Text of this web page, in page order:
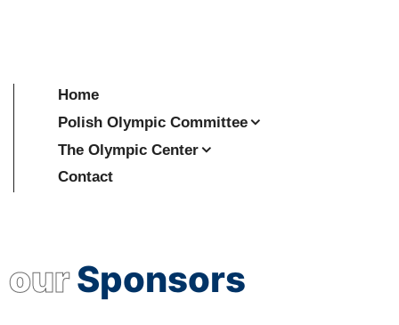
Home
Polish Olympic Committee
The Olympic Center
Contact
ourSponsors